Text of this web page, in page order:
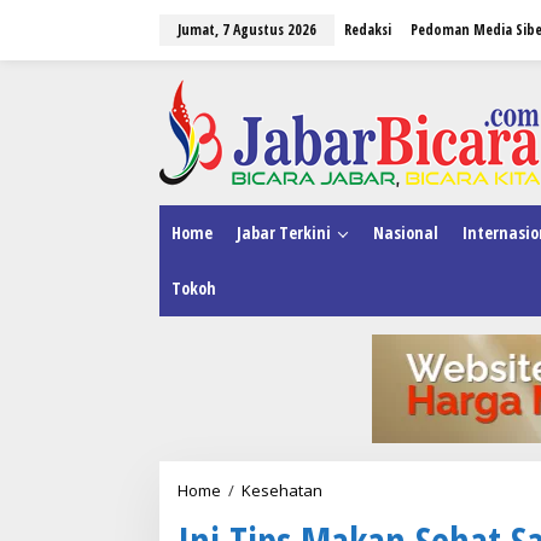
Jumat, 7 Agustus 2026 Redaksi Pedoman Media
Home Jabar Terkini Nasional
Tokoh
Home / Kesehatan
i